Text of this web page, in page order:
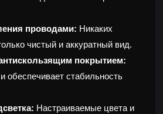
проводами: Никаких
чистый и аккуратный вид.
покрытием:
обеспечивает стабильность
Настраиваемые цвета и